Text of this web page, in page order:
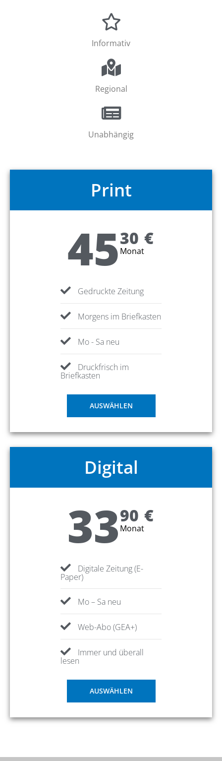
Informativ
Regional
Unabhängig
Print
4530
Monat
€
Gedruckte Zeitung
Morgens im Briefkasten
Mo - Sa neu
Druckfrisch im
Briefkasten
AUSWÄHLEN
Digital
3390
Monat
€
Digitale Zeitung (E-
Paper)
Mo – Sa neu
Web-Abo (GEA+)
Immer und überall
lesen
AUSWÄHLEN